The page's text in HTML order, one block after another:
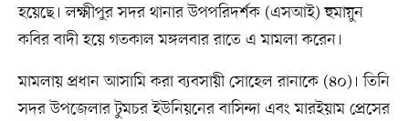
হয়েছে। লক্ষ্মীপুর সদর থানার উপপরিদর্শক (এসআই) হুমায়ুন
কবির বাদী হয়ে গতকাল মঙ্গলবার রাতে এ মামলা করেন।
মামলায় প্রধান আসামি করা ব্যবসায়ী সোহেল রানাকে (৪০)। তিনি
সদর উপজেলার টুমচর ইউনিয়নের বাসিন্দা এবং মারইয়াম প্রেসের